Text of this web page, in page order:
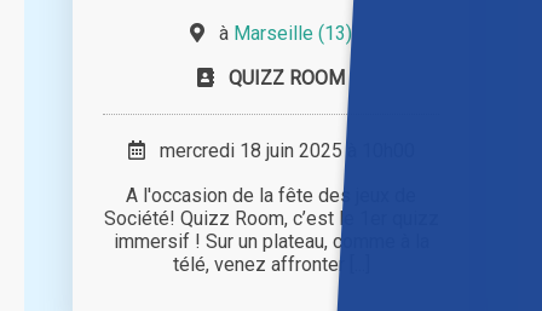
à Marseille (13)
QUIZZ ROOM
mercredi 18 juin 2025 à 10h00
A l'occasion de la fête des jeux de
Société! Quizz Room, c’est le 1er quizz
immersif ! Sur un plateau, comme à la
télé, venez affronter [...]